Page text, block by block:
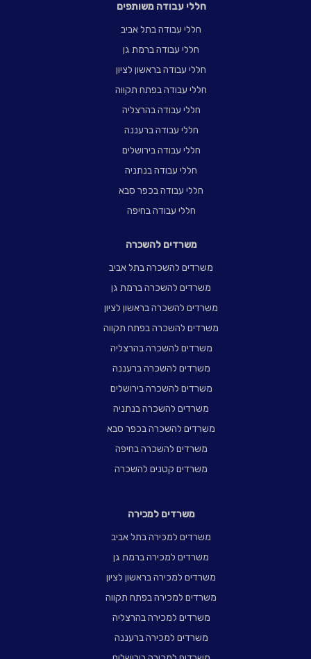
חללי עבודה משותפים
חללי עבודה בתל אביב
חללי עבודה ברמת גן
חללי עבודה בראשון לציון
חללי עבודה בפתח תקווה
חללי עבודה בהרצליה
חללי עבודה ברעננה
חללי עבודה בירושלים
חללי עבודה בנתניה
חללי עבודה בכפר סבא
חללי עבודה בחיפה
משרדים להשכרה
משרדים להשכרה בתל אביב
משרדים להשכרה ברמת גן
משרדים להשכרה בראשון לציון
משרדים להשכרה בפתח תקווה
משרדים להשכרה בהרצליה
משרדים להשכרה ברעננה
משרדים להשכרה בירושלים
משרדים להשכרה בנתניה
משרדים להשכרה בכפר סבא
משרדים להשכרה בחיפה
משרדים קטנים להשכרה
משרדים למכירה
משרדים למכירה בתל אביב
משרדים למכירה ברמת גן
משרדים למכירה בראשון לציון
משרדים למכירה בפתח תקווה
משרדים למכירה בהרצליה
משרדים למכירה ברעננה